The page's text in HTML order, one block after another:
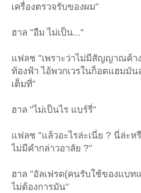
เครื่องตรวจรับของผม"
ฮาล "อืม ไม่เป็น..."
แฟลช "เพราะว่าไม่มีสัญญาณค้า
ท้องฟ้า ไอ้พวกเวรในก็อตแฮมมั
เต็มที่"
ฮาล "ไม่เป็นไร แบร์รี่"
แฟลช "แล้วอะไรล่ะเนี่ย ? นี่ล่ะห
ไม่มีคำกล่าวอาลัย ?"
ฮาล "อัลเฟรด(คนรับใช้ของแบท
ไม่ต้องการมัน"